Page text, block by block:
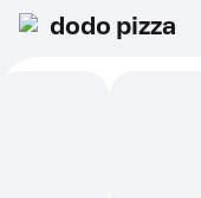
dodo pizza